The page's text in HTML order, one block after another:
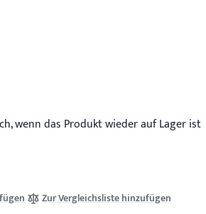
wenn das Produkt wieder auf Lager ist
Zur Vergleichsliste hinzufügen